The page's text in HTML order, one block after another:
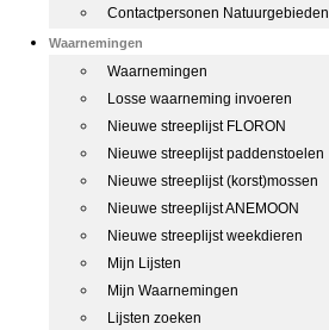
Contactpersonen Natuurgebieden
Waarnemingen
Waarnemingen
Losse waarneming invoeren
Nieuwe streeplijst FLORON
Nieuwe streeplijst paddenstoelen
Nieuwe streeplijst (korst)mossen
Nieuwe streeplijst ANEMOON
Nieuwe streeplijst weekdieren
Mijn Lijsten
Mijn Waarnemingen
Lijsten zoeken